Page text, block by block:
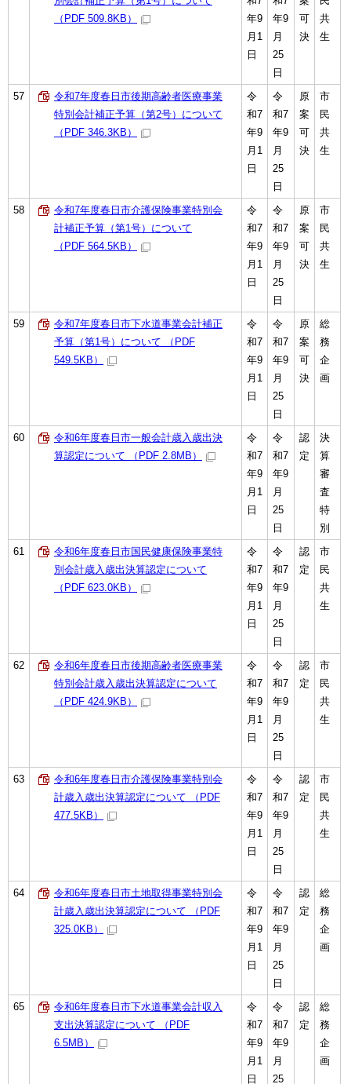
（PDF 509.8KB）
年9
月1
日
年9
月
25
日
可
決
共
生
57
令和7年度春日市後期高齢者医療事業
特別会計補正予算（第2号）について
（PDF 346.3KB）
令
和7
年9
月1
日
令
和7
年9
月
25
日
原
案
可
決
市
民
共
生
58
令和7年度春日市介護保険事業特別会
計補正予算（第1号）について
（PDF 564.5KB）
令
和7
年9
月1
日
令
和7
年9
月
25
日
原
案
可
決
市
民
共
生
59
令和7年度春日市下水道事業会計補正
予算（第1号）について （PDF
549.5KB）
令
和7
年9
月1
日
令
和7
年9
月
25
日
原
案
可
決
総
務
企
画
60
令和6年度春日市一般会計歳入歳出決
算認定について （PDF 2.8MB）
令
和7
年9
月1
日
令
和7
年9
月
25
日
認
定
決
算
審
査
特
別
61
令和6年度春日市国民健康保険事業特
別会計歳入歳出決算認定について
（PDF 623.0KB）
令
和7
年9
月1
日
令
和7
年9
月
25
日
認
定
市
民
共
生
62
令和6年度春日市後期高齢者医療事業
特別会計歳入歳出決算認定について
（PDF 424.9KB）
令
和7
年9
月1
日
令
和7
年9
月
25
日
認
定
市
民
共
生
63
令和6年度春日市介護保険事業特別会
計歳入歳出決算認定について （PDF
477.5KB）
令
和7
年9
月1
日
令
和7
年9
月
25
日
認
定
市
民
共
生
64
令和6年度春日市土地取得事業特別会
計歳入歳出決算認定について （PDF
325.0KB）
令
和7
年9
月1
日
令
和7
年9
月
25
日
認
定
総
務
企
画
65
令和6年度春日市下水道事業会計収入
支出決算認定について （PDF
6.5MB）
令
和7
年9
月1
日
令
和7
年9
月
25
認
定
総
務
企
画